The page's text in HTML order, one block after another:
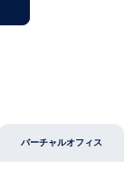
バーチャルオフィス